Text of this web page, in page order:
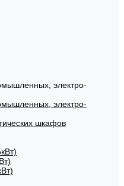
электро-
электро-
шкафов